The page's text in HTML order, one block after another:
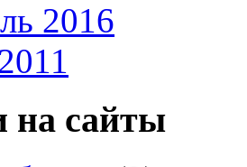
2016
на сайты